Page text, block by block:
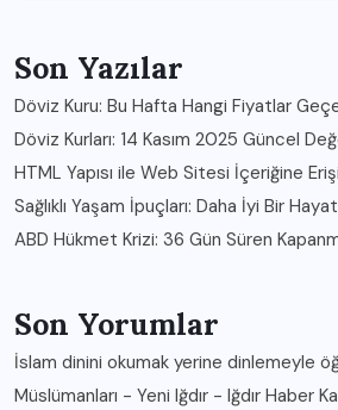
Son Yazılar
Döviz Kuru: Bu Hafta Hangi Fiyatlar
Döviz Kurları: 14 Kasım 2025 Güncel
HTML Yapısı ile Web Sitesi İçeriğine
Sağlıklı Yaşam İpuçları: Daha İyi Bir
ABD Hükmet Krizi: 36 Gün Süren
Son Yorumlar
İslam dinini okumak yerine dinlemeyle
Müslümanları - Yeni Iğdır - Iğdır Haber